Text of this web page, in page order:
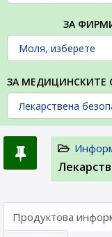
ЗА
ЗА МЕДИЦИНСКИТЕ
Продуктова